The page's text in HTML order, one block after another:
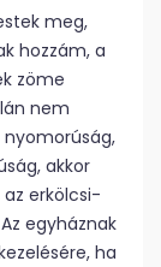
meg,
hozzám, a
zöme
nem
akkor
erkölcsi-
egyháznak
ha